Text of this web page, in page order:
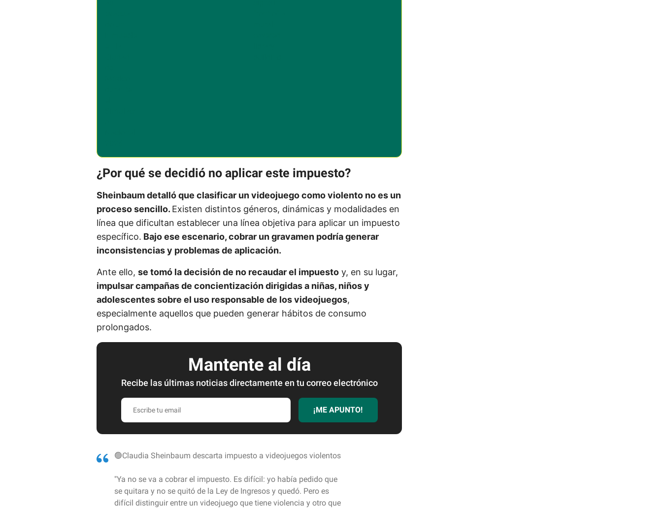
¿Por qué se decidió no aplicar este impuesto?
Sheinbaum detalló que clasificar un videojuego como violento no es un
proceso sencillo. Existen distintos géneros, dinámicas y modalidades en
línea que dificultan establecer una línea objetiva para aplicar un impuesto
específico. Bajo ese escenario, cobrar un gravamen podría generar
inconsistencias y problemas de aplicación.
Ante ello, se tomó la decisión de no recaudar el impuesto y, en su lugar,
impulsar campañas de concientización dirigidas a niñas, niños y
adolescentes sobre el uso responsable de los videojuegos,
especialmente aquellos que pueden generar hábitos de consumo
prolongados.
Mantente al día
Recibe las últimas noticias directamente en tu correo electrónico
E
s
i
t
¡ME APUNTO!
🟢Claudia Sheinbaum descarta impuesto a videojuegos violentos
"Ya no se va a cobrar el impuesto. Es difícil: yo había pedido que
se quitara y no se quitó de la Ley de Ingresos y quedó. Pero es
difícil distinguir entre un videojuego que tiene violencia y otro que